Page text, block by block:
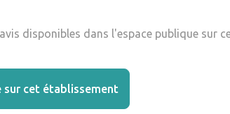
disponibles dans l'espace publique sur
sur cet établissement